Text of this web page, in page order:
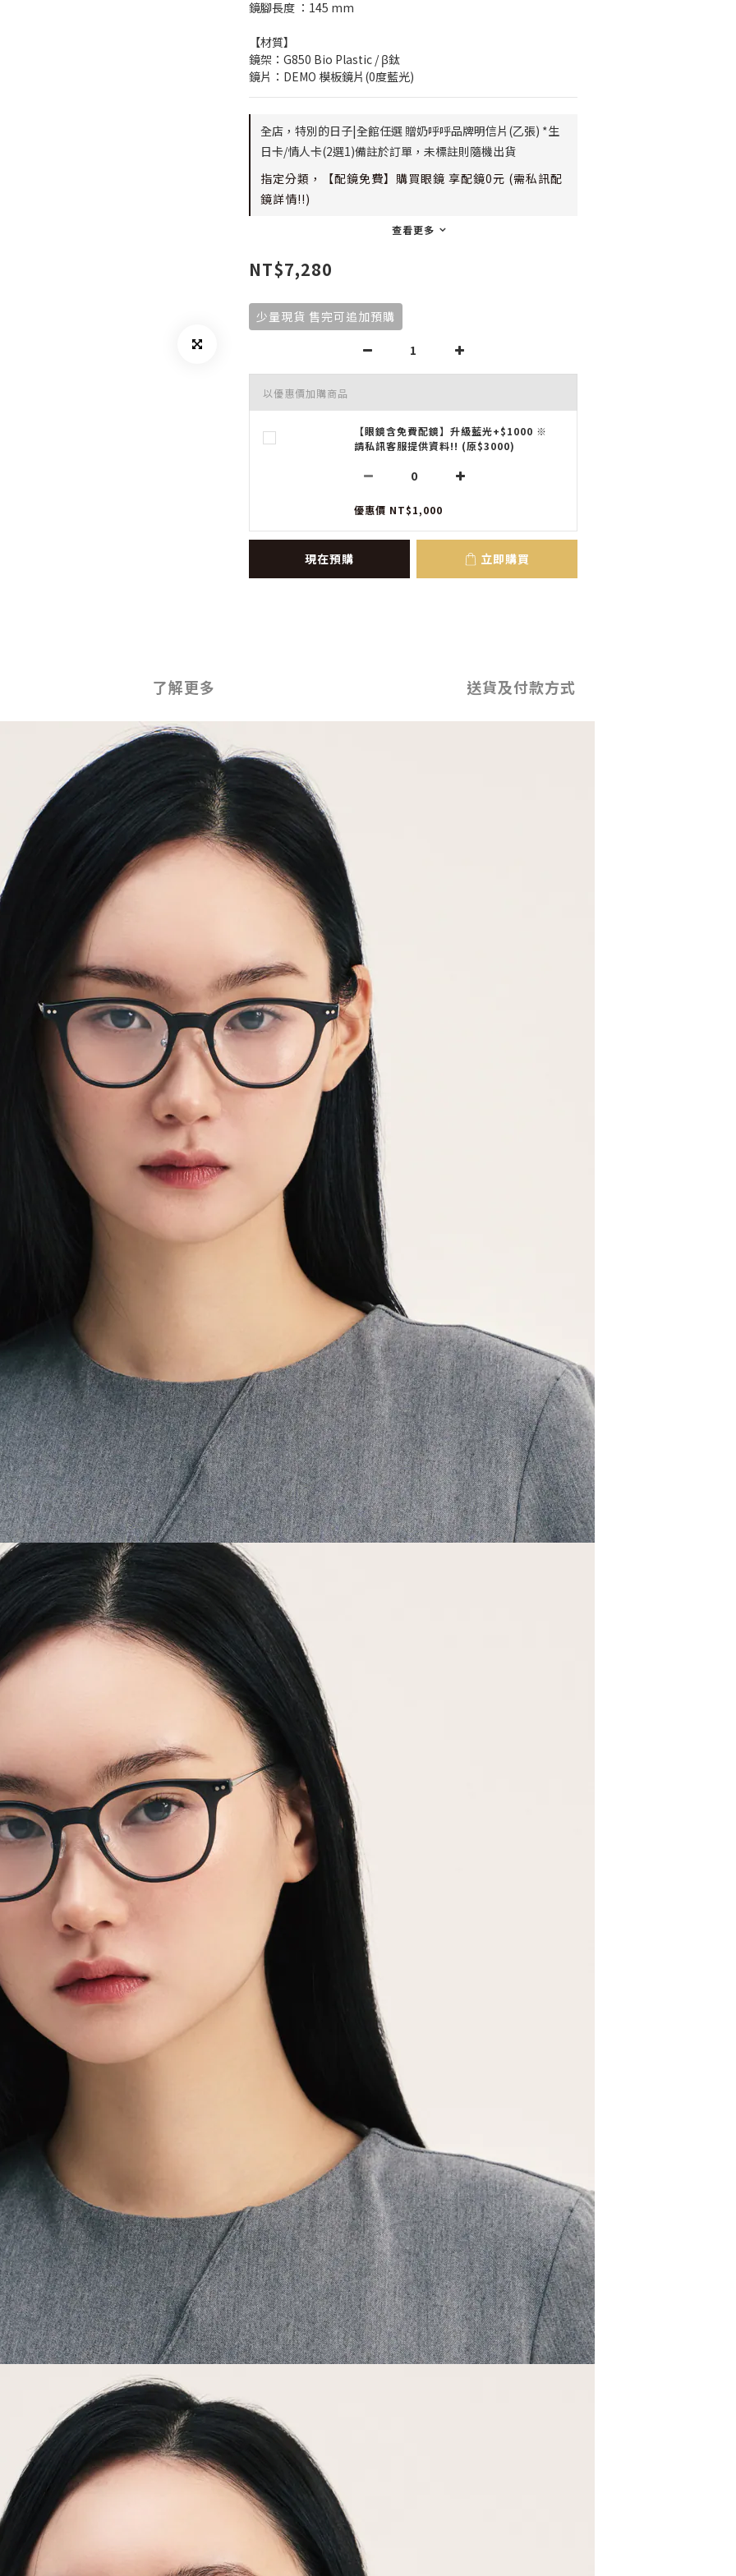
鏡腳長度 ：145 mm
【材質】
鏡架：G850 Bio Plastic / β鈦
鏡片：DEMO 模板鏡片(0度藍光)
全店，特別的日子|全館任選 贈奶呼呼品牌明信片(乙張) *生
日卡/情人卡(2選1)備註於訂單，未標註則隨機出貨
指定分類，【配鏡免費】購買眼鏡 享配鏡0元 (需私訊配
鏡詳情!!)
查看更多
NT$7,280
少量現貨 售完可追加預購
以優惠價加購商品
【眼鏡含免費配鏡】升級藍光+$1000 ※
請私訊客服提供資料!! (原$3000)
優惠價 NT$1,000
現在預購 立即購買
了解更多 送貨及付款方式